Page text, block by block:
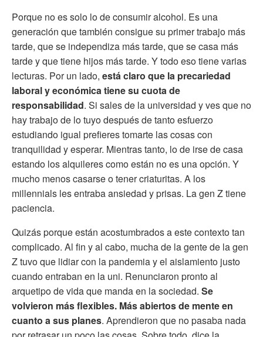
Porque no es solo lo de consumir alcohol. Es una
generación que también consigue su primer trabajo más
tarde, que se independiza más tarde, que se casa más
tarde y que tiene hijos más tarde. Y todo eso tiene varias
lecturas. Por un lado, está claro que la precariedad
laboral y económica tiene su cuota de
responsabilidad. Si sales de la universidad y ves que no
hay trabajo de lo tuyo después de tanto esfuerzo
estudiando igual prefieres tomarte las cosas con
tranquilidad y esperar. Mientras tanto, lo de irse de casa
estando los alquileres como están no es una opción. Y
mucho menos casarse o tener criaturitas. A los
millennials les entraba ansiedad y prisas. La gen Z tiene
paciencia.
Quizás porque están acostumbrados a este contexto tan
complicado. Al fin y al cabo, mucha de la gente de la gen
Z tuvo que lidiar con la pandemia y el aislamiento justo
cuando entraban en la uni. Renunciaron pronto al
arquetipo de vida que manda en la sociedad. Se
volvieron más flexibles. Más abiertos de mente en
cuanto a sus planes. Aprendieron que no pasaba nada